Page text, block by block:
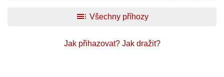
toc Všechny příhozy
Jak přihazovat? Jak dražit?